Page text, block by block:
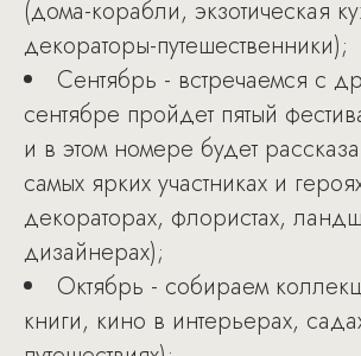
(дома-корабли, экзотическая
декораторы-путешественники);
Сентябрь - встречаемся с
сентябре пройдет пятый
и в этом номере будет
самых ярких участниках и
декораторах, флористах,
дизайнерах);
Октябрь - собираем
книги, кино в интерьерах,